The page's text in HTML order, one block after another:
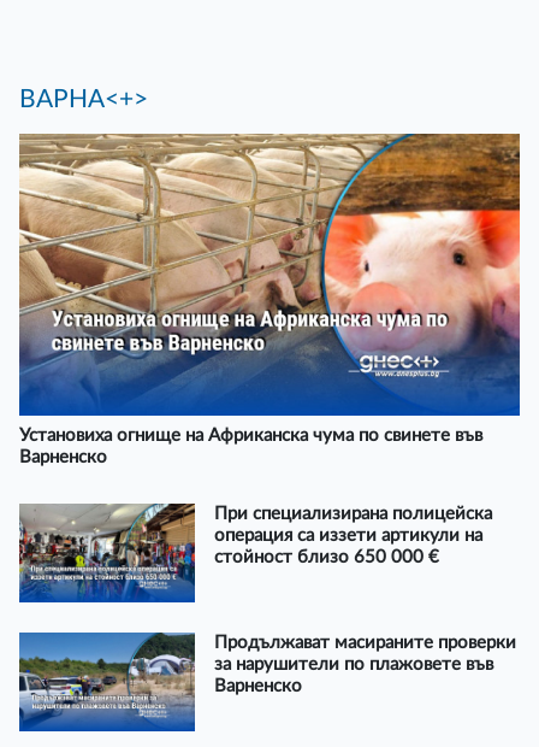
ВАРНА<+>
Установиха огнище на Африканска чума по свинете във
Варненско
При специализирана полицейска
операция са иззети артикули на
стойност близо 650 000 €
Продължават масираните проверки
за нарушители по плажовете във
Варненско